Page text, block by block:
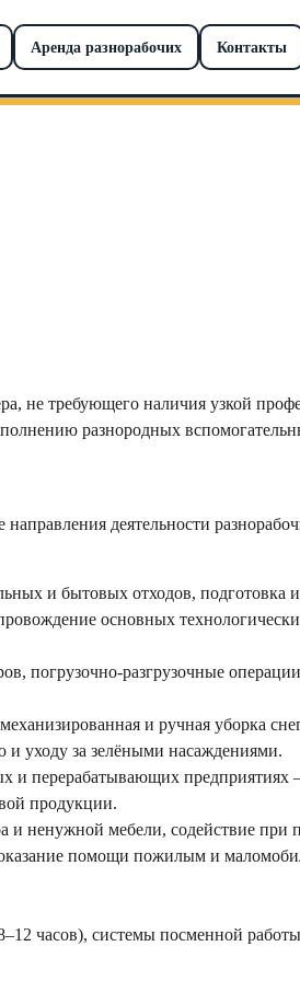
Аренда разнорабочих Контакты
не требующего наличия узкой
разнородных
деятельности
и бытовых отходов, подготовка
основных
погрузочно-разгрузочные
и ручная уборка
уходу за зелёными насаждениями.
перерабатывающих предприятиях
продукции.
и ненужной мебели, содействие при
помощи пожилым и
часов), системы посменной работы